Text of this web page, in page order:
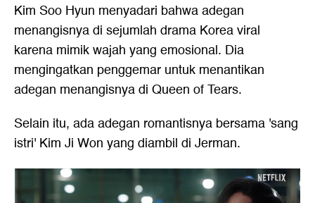
Kim Soo Hyun menyadari bahwa adegan
menangisnya di sejumlah drama Korea viral
karena mimik wajah yang emosional. Dia
mengingatkan penggemar untuk menantikan
adegan menangisnya di Queen of Tears.
Selain itu, ada adegan romantisnya bersama 'sang
istri' Kim Ji Won yang diambil di Jerman.